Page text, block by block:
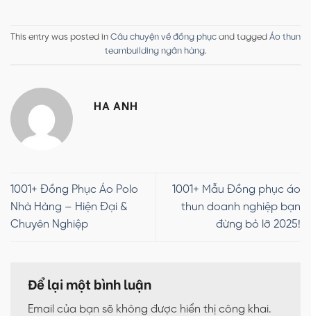
This entry was posted in Câu chuyện về đồng phục and tagged Áo thun
teambuilding ngân hàng.
HA ANH
1001+ Đồng Phục Áo Polo
Nhà Hàng – Hiện Đại &
Chuyên Nghiệp
1001+ Mẫu Đồng phục áo
thun doanh nghiệp bạn
đừng bỏ lỡ 2025!
Để lại một bình luận
Email của bạn sẽ không được hiển thị công khai.